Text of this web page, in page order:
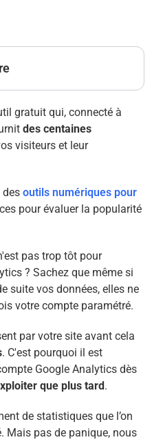
gratuit qui, connecté à
des centaines
visiteurs et leur
des outils numériques pour
pour évaluer la popularité
pas trop tôt pour
? Sachez que même si
suite vos données, elles ne
votre compte paramétré.
par votre site avant cela
. C'est pourquoi il est
Google Analytics dès
que plus tard.
de statistiques que l’on
Mais pas de panique, nous